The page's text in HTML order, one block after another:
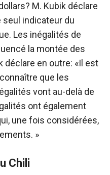
M. Kubik déclare
seul indicateur du
Les inégalités de
la montée des
déclare en outre: «Il est
que les
vont au-delà de
ont également
une fois considérées,
»
Chili